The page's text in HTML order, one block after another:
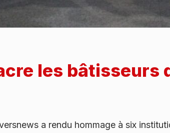
les bâtisseurs
a rendu hommage à six